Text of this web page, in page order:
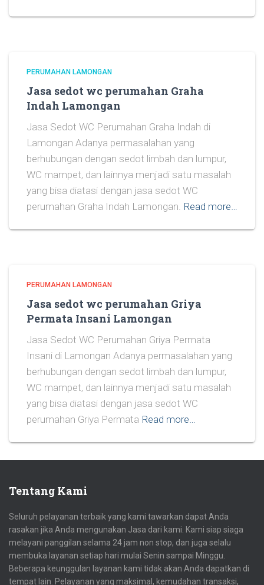
PERUMAHAN LAMONGAN
Jasa sedot wc perumahan Graha
Indah Lamongan
Jasa Sedot WC Perumahan Graha Indah di
Lamongan Adanya permasalahan yang
berhubungan dengan sedot limbah dan lumpur,
WC mampet, dan lainnya menjadi satu masalah
yang bisa diatasi dengan jasa sedot WC
perumahan Graha Indah Lamongan. Read more…
PERUMAHAN LAMONGAN
Jasa sedot wc perumahan Griya
Permata Insani Lamongan
Jasa Sedot WC Perumahan Griya Permata
Insani di Lamongan Adanya permasalahan yang
berhubungan dengan sedot limbah dan lumpur,
WC mampet, dan lainnya menjadi satu masalah
yang bisa diatasi dengan jasa sedot WC
perumahan Griya Permata Read more…
Tentang Kami
Seluruh pelayanan terbaik yang kami tawarkan dapat Anda
rasakan jika Anda mengunakan Jasa dari kami. Kami siap siaga
melayani panggilan selama 24 jam non stop, dan juga selalu
membuka layanan setiap hari mulai Senin sampai Minggu.
Beberapa keunggulan layanan kami tidak akan Anda dapatkan di
tempat lain. Pelayanan yang maksimal, kemudahan transaksi,